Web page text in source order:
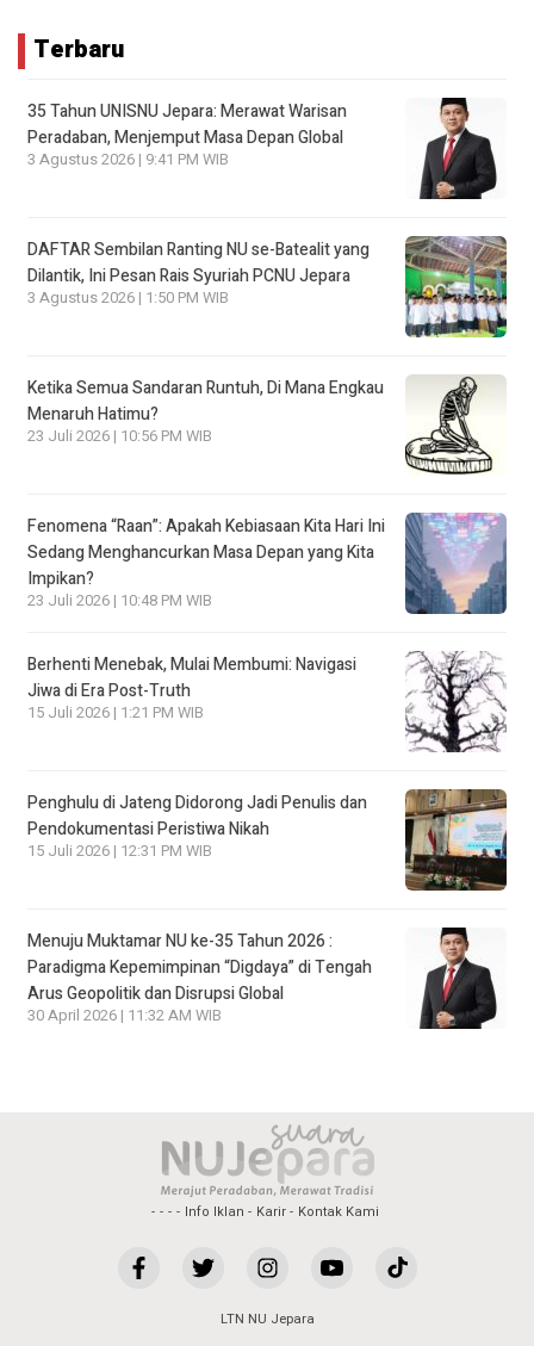
Terbaru
35 Tahun UNISNU Jepara: Merawat Warisan
Peradaban, Menjemput Masa Depan Global
3 Agustus 2026 | 9:41 PM WIB
DAFTAR Sembilan Ranting NU se-Batealit yang
Dilantik, Ini Pesan Rais Syuriah PCNU Jepara
3 Agustus 2026 | 1:50 PM WIB
Ketika Semua Sandaran Runtuh, Di Mana Engkau
Menaruh Hatimu?
23 Juli 2026 | 10:56 PM WIB
Fenomena “Raan”: Apakah Kebiasaan Kita Hari Ini
Sedang Menghancurkan Masa Depan yang Kita
Impikan?
23 Juli 2026 | 10:48 PM WIB
Berhenti Menebak, Mulai Membumi: Navigasi
Jiwa di Era Post-Truth
15 Juli 2026 | 1:21 PM WIB
Penghulu di Jateng Didorong Jadi Penulis dan
Pendokumentasi Peristiwa Nikah
15 Juli 2026 | 12:31 PM WIB
Menuju Muktamar NU ke-35 Tahun 2026 :
Paradigma Kepemimpinan “Digdaya” di Tengah
Arus Geopolitik dan Disrupsi Global
30 April 2026 | 11:32 AM WIB
Info Iklan Karir Kontak Kami
LTN NU Jepara